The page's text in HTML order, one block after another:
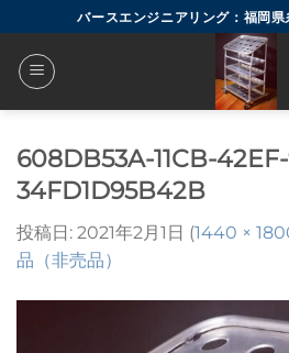
to
content
バースエンジニアリング：福岡県
608DB53A-11CB-
34FD1D95B42B
投稿日: 2021年2月1日 (1440 ×
品（非売品）